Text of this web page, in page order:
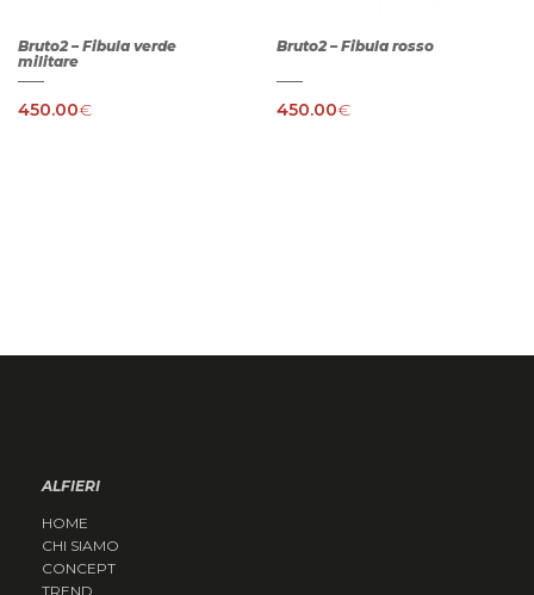
Bruto2 – Fibula verde
militare
450.00€
Bruto2 – Fibula rosso
450.00€
ALFIERI
HOME
CHI SIAMO
CONCEPT
TREND